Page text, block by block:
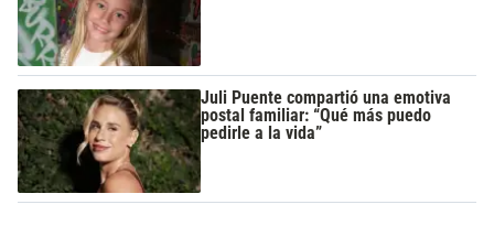
Juli Puente compartió una emotiva
postal familiar: “Qué más puedo
pedirle a la vida”